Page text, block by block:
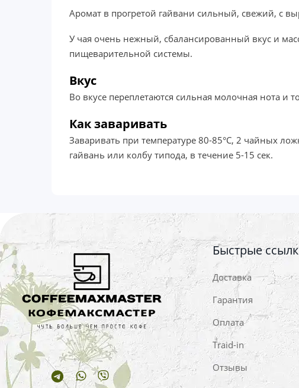
Аромат в прогретой гайвани сильный, свежий, с
У чая очень нежный, сбалансированный вкус и
пищеварительной системы.
Вкус
Во вкусе переплетаются сильная молочная нота и
Как заваривать
Заваривать при температуре 80-85°C, 2 чайных
гайвань или колбу типода, в течение 5-15 сек.
TelegramWhatsapp
Viber
Быстрые
Доставка
Гарантия
Оплата
Traid-in
Отзывы